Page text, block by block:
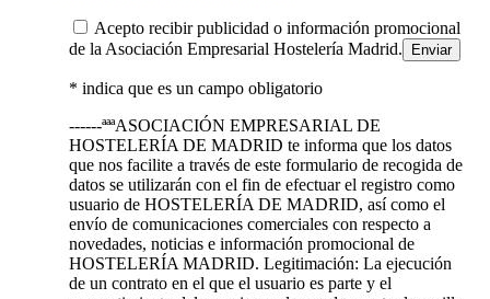
Acepto recibir publicidad o información promocional
de la Asociación Empresarial Hostelería Madrid.
* indica que es un campo obligatorio
------ªªªASOCIACIÓN EMPRESARIAL DE
HOSTELERÍA DE MADRID te informa que los datos
que nos facilite a través de este formulario de recogida de
datos se utilizarán con el fin de efectuar el registro como
usuario de HOSTELERÍA DE MADRID, así como el
envío de comunicaciones comerciales con respecto a
novedades, noticias e información promocional de
HOSTELERÍA MADRID. Legitimación: La ejecución
de un contrato en el que el usuario es parte y el